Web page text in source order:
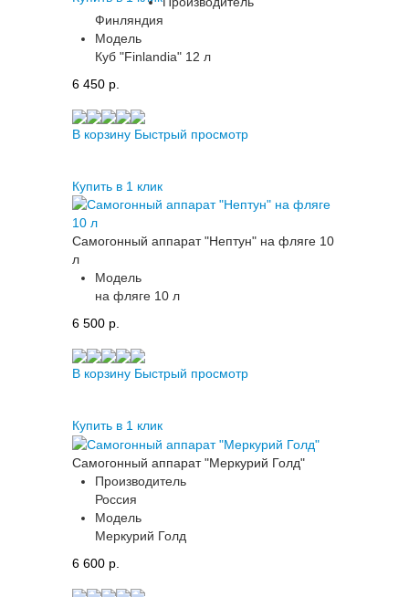
Финляндия
Модель
Куб "Finlandia" 12 л
6 450 p.
В корзину Быстрый просмотр
Купить в 1 клик
Самогонный аппарат "Нептун" на фляге 10
л
Модель
на фляге 10 л
6 500 p.
В корзину Быстрый просмотр
Купить в 1 клик
Самогонный аппарат "Меркурий Голд"
Производитель
Россия
Модель
Меркурий Голд
6 600 p.